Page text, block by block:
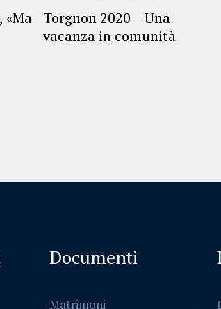
«Ma
Torgnon 2020 – Una
vacanza in comunità
Documenti
Matrimoni